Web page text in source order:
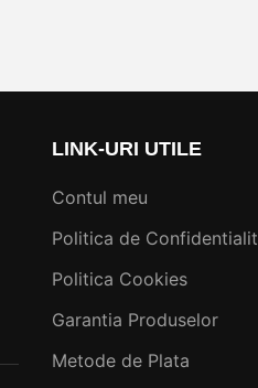
LINK-URI UTILE
Contul meu
Politica de
Politica Cookies
Garantia Produselor
Metode de Plata